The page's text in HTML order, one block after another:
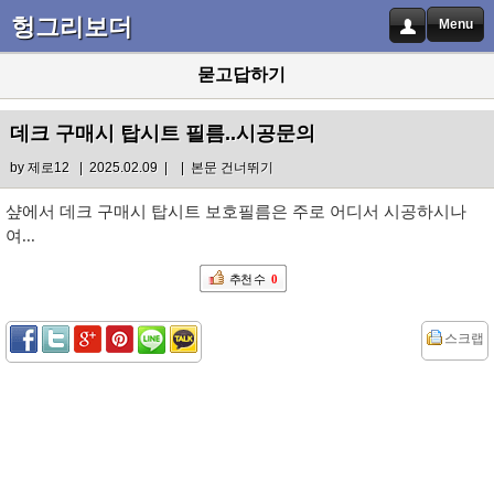
헝그리보더 Menu
묻고답하기
데크 구매시 탑시트 필름..시공문의
by제로12| 2025.02.09 | | 본문 건너뛰기
샾에서 데크 구매시 탑시트 보호필름은 주로 어디서 시공하시나
여...
추천 수 0
스크랩